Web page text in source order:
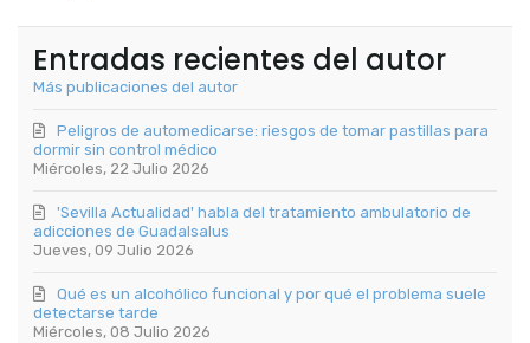
Entradas recientes del autor
Más publicaciones del autor
Miércoles, 22 Julio 2026
Peligros de automedicarse: riesgos de tomar pastillas para
dormir sin control médico
Jueves, 09 Julio 2026
'Sevilla Actualidad' habla del tratamiento ambulatorio de
adicciones de Guadalsalus
Miércoles, 08 Julio 2026
Qué es un alcohólico funcional y por qué el problema suele
detectarse tarde